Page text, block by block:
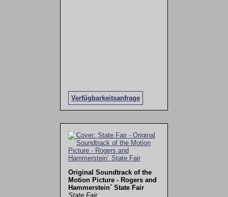
Verfügbarkeitsanfrage
Original Soundtrack of the
Motion Picture - Rogers and
Hammerstein´ State Fair
State Fair